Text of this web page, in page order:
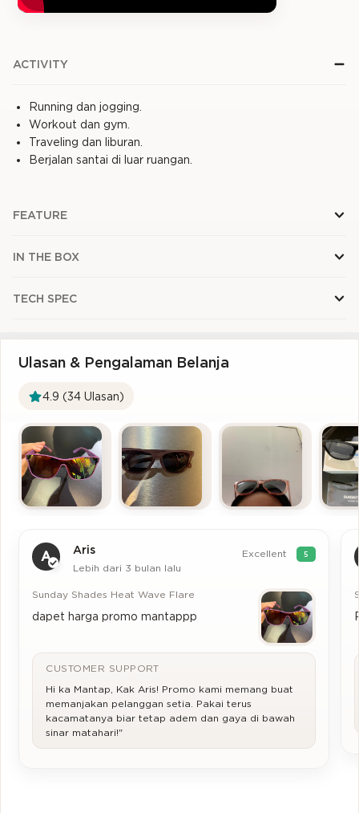
ACTIVITY
Running dan jogging.
Workout dan gym.
Traveling dan liburan.
Berjalan santai di luar ruangan.
FEATURE
IN THE BOX
TECH SPEC
Ulasan & Pengalaman Belanja
4.9 (34 Ulasan)
A Aris
Lebih dari 3 bulan lalu
Excellent 5
Sunday Shades Heat Wave Flare
dapet harga promo mantappp
CUSTOMER SUPPORT
Hi ka Mantap, Kak Aris! Promo kami memang buat
memanjakan pelanggan setia. Pakai terus
kacamatanya biar tetap adem dan gaya di bawah
sinar matahari!"